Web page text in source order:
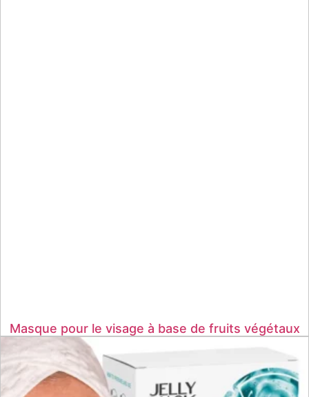
Masque pour le visage à base de fruits végétaux